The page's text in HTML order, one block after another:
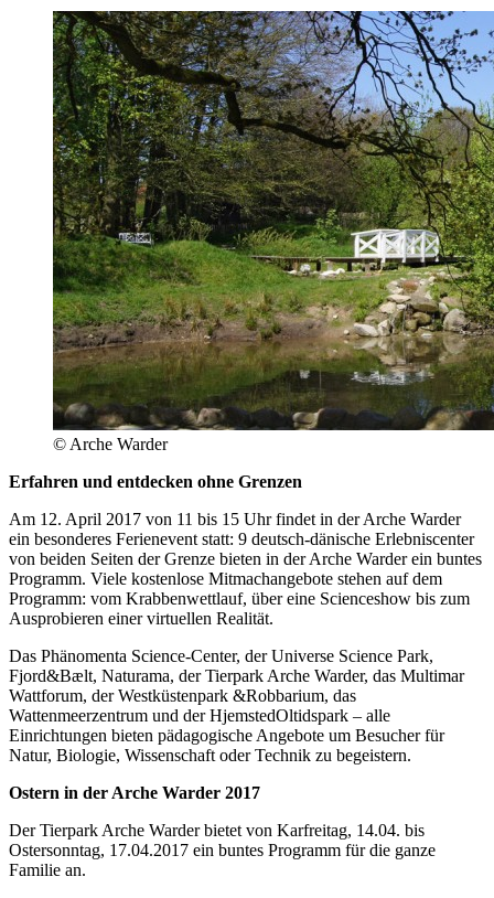
© Arche Warder
Erfahren und entdecken ohne Grenzen
Am 12. April 2017 von 11 bis 15 Uhr findet in der Arche Warder
ein besonderes Ferienevent statt: 9 deutsch-dänische Erlebniscenter
von beiden Seiten der Grenze bieten in der Arche Warder ein buntes
Programm. Viele kostenlose Mitmachangebote stehen auf dem
Programm: vom Krabbenwettlauf, über eine Scienceshow bis zum
Ausprobieren einer virtuellen Realität.
Das Phänomenta Science-Center, der Universe Science Park,
Fjord&Bælt, Naturama, der Tierpark Arche Warder, das Multimar
Wattforum, der Westküstenpark &Robbarium, das
Wattenmeerzentrum und der HjemstedOltidspark – alle
Einrichtungen bieten pädagogische Angebote um Besucher für
Natur, Biologie, Wissenschaft oder Technik zu begeistern.
Ostern in der Arche Warder 2017
Der Tierpark Arche Warder bietet von Karfreitag, 14.04. bis
Ostersonntag, 17.04.2017 ein buntes Programm für die ganze
Familie an.